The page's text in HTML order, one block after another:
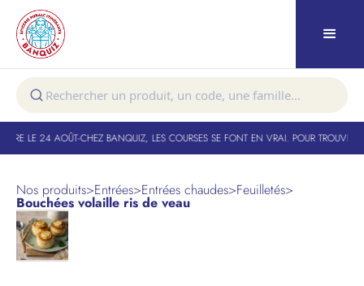
LE 24 AOÛT-CHEZ BANQUIZ, LES COURSES SE FONT EN VRAI. POUR TROUVER
Nos produits>Entrées>Entrées chaudes>Feuilletés>
Bouchées volaille ris de veau